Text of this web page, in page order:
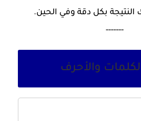
بكل دقة وفي الحين.
-------
والأحرف